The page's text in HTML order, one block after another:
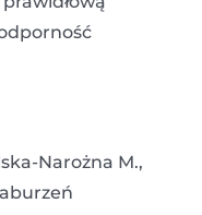
Narożna M.,